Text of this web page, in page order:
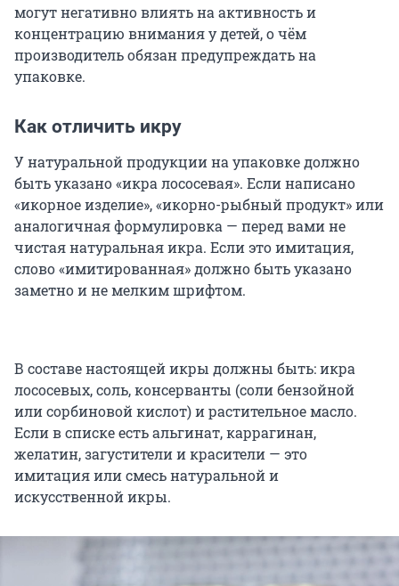
могут негативно влиять на активность и
концентрацию внимания у детей, о чём
производитель обязан предупреждать на
упаковке.
Как отличить икру
У натуральной продукции на упаковке должно
быть указано «икра лососевая». Если написано
«икорное изделие», «икорно-рыбный продукт» или
аналогичная формулировка — перед вами не
чистая натуральная икра. Если это имитация,
слово «имитированная» должно быть указано
заметно и не мелким шрифтом.
В составе настоящей икры должны быть: икра
лососевых, соль, консерванты (соли бензойной
или сорбиновой кислот) и растительное масло.
Если в списке есть альгинат, каррагинан,
желатин, загустители и красители — это
имитация или смесь натуральной и
искусственной икры.